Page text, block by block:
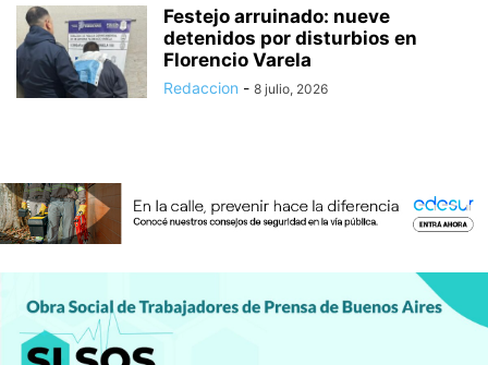
Festejo arruinado: nueve
detenidos por disturbios en
Florencio Varela
Redaccion - 8 julio, 2026